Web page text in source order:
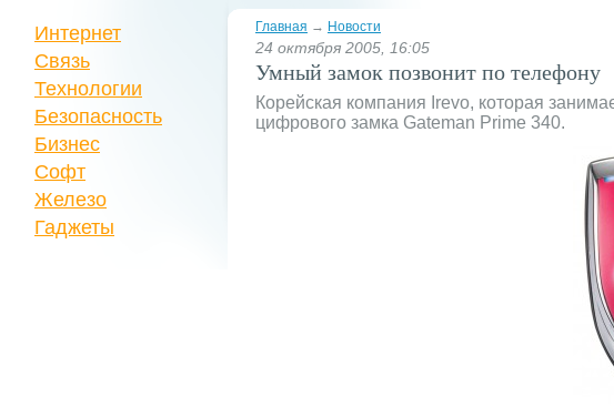
Главная → Новости
24 октября 2005, 16:05
Умный замок позвонит по телефону
Корейская компания Irevo, которая
цифрового замка Gateman Prime 340.
Интернет
Связь
Технологии
Безопасность
Бизнес
Софт
Железо
Гаджеты